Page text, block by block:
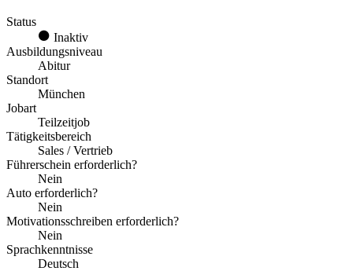
Status
Inaktiv
Ausbildungsniveau
Abitur
Standort
München
Jobart
Teilzeitjob
Tätigkeitsbereich
Sales / Vertrieb
Führerschein erforderlich?
Nein
Auto erforderlich?
Nein
Motivationsschreiben erforderlich?
Nein
Sprachkenntnisse
Deutsch